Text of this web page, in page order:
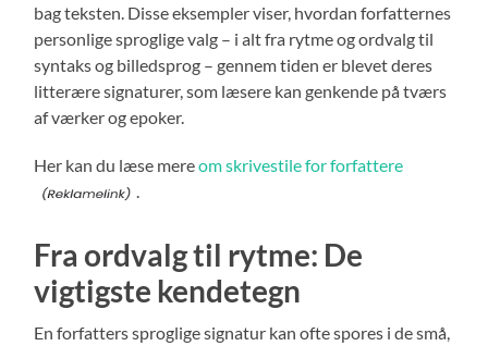
bag teksten. Disse eksempler viser, hvordan forfatternes
personlige sproglige valg – i alt fra rytme og ordvalg til
syntaks og billedsprog – gennem tiden er blevet deres
litterære signaturer, som læsere kan genkende på tværs
af værker og epoker.
Her kan du læse mereom skrivestile for forfattere
Fra ordvalg til rytme: De
vigtigste kendetegn
En forfatters sproglige signatur kan ofte spores i de små,